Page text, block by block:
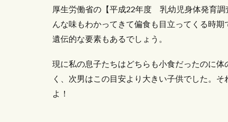
厚生労働省の【平成22年度 乳幼児身体発育調
んな味もわかってきて偏食も目立ってくる時
遺伝的な要素もあるでしょう。
現に私の息子たちはどちらも小食だったのに
く、次男はこの目安より大きい子供でした。
よ！